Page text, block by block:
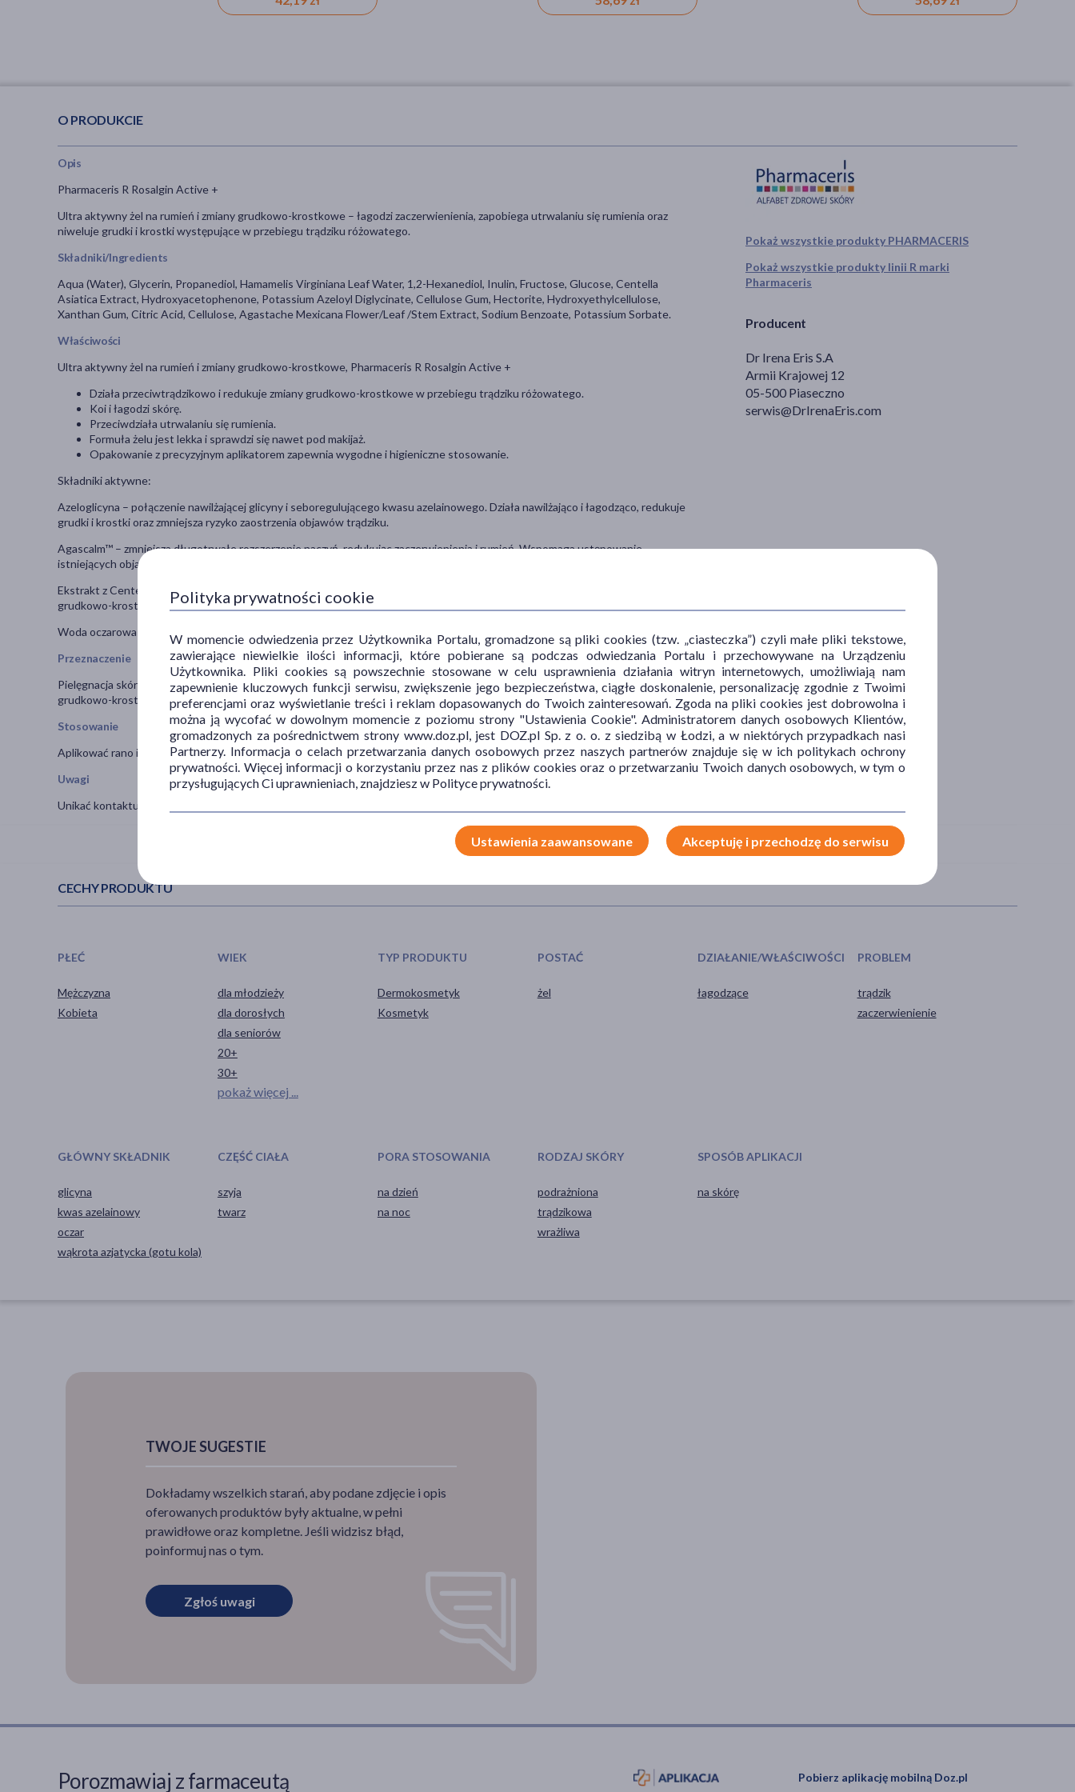
wegetarian
sztucznych barwników,Dla
alergików
sztucznych barwników,Dla
alergików
O PRODUKCIE
Pokaż wszystkie produkty PHARMACERIS
Pokaż wszystkie produkty linii R marki
Pharmaceris
Producent
Dr Irena Eris S.A
Armii Krajowej 12
05-500 Piaseczno
serwis@DrIrenaEris.com
Opis
Pharmaceris R Rosalgin Active +
Ultra aktywny żel na rumień i zmiany grudkowo-krostkowe – łagodzi zaczerwienienia, zapobiega utrwalaniu się rumienia oraz
niweluje grudki i krostki występujące w przebiegu trądziku różowatego.
Składniki/Ingredients
Aqua (Water), Glycerin, Propanediol, Hamamelis Virginiana Leaf Water, 1,2-Hexanediol, Inulin, Fructose, Glucose, Centella
Asiatica Extract, Hydroxyacetophenone, Potassium Azeloyl Diglycinate, Cellulose Gum, Hectorite, Hydroxyethylcellulose,
Xanthan Gum, Citric Acid, Cellulose, Agastache Mexicana Flower/Leaf /Stem Extract, Sodium Benzoate, Potassium Sorbate.
Właściwości
Ultra aktywny żel na rumień i zmiany grudkowo-krostkowe, Pharmaceris R Rosalgin Active +
Działa przeciwtrądzikowo i redukuje zmiany grudkowo-krostkowe w przebiegu trądziku różowatego.
Koi i łagodzi skórę.
Przeciwdziała utrwalaniu się rumienia.
Formuła żelu jest lekka i sprawdzi się nawet pod makijaż.
Opakowanie z precyzyjnym aplikatorem zapewnia wygodne i higieniczne stosowanie.
Składniki aktywne:
Azeloglicyna – połączenie nawilżającej glicyny i seboregulującego kwasu azelainowego. Działa nawilżająco i łagodząco, redukuje
grudki i krostki oraz zmniejsza ryzyko zaostrzenia objawów trądziku.
Agascalm™ – zmniejsza długotrwałe rozszerzenie naczyń, redukując zaczerwienienia i rumień. Wspomaga ustępowanie
istniejących objawów oraz przywraca skórze odpowiednie nawilżenie i komfort.
Ekstrakt z Centelli – działa kojąco zmniejszając widoczność teleangiektazji (rozszerzonych naczyń włosowatych) oraz zmian
grudkowo-krostkowych.
Woda oczarowa – poprawia ukrwienie skóry, jej kondycję oraz wyrównuje koloryt.
Przeznaczenie
Pielęgnacja skóry z objawami trądziku różowatego, ze skłonnością do zaczerwienień, trwałego oraz napadowego rumienia i zmian
grudkowo-krostkowych. Do stosowania w okresie zaostrzenia zmian oraz w celu wydłużenia okresu remisji.
Stosowanie
Aplikować rano i wieczorem na oczyszczoną skórę twarzy pod krem pielęgnacyjny. Stanowi doskonałą bazę pod makĳaż.
Uwagi
Unikać kontaktu z oczami.
CECHY PRODUKTU
PŁEĆ
Mężczyzna
Kobieta
WIEK
dla młodzieży
dla dorosłych
dla seniorów
20+
30+
pokaż więcej ...
TYP PRODUKTU
Dermokosmetyk
Kosmetyk
POSTAĆ
żel
DZIAŁANIE/WŁAŚCIWOŚCI
łagodzące
PROBLEM
trądzik
zaczerwienienie
GŁÓWNY SKŁADNIK
glicyna
kwas azelainowy
oczar
wąkrota azjatycka (gotu kola)
CZĘŚĆ CIAŁA
szyja
twarz
PORA STOSOWANIA
na dzień
na noc
RODZAJ SKÓRY
podrażniona
trądzikowa
wrażliwa
SPOSÓB APLIKACJI
na skórę
TWOJE SUGESTIE
Dokładamy wszelkich starań, aby podane zdjęcie i opis
oferowanych produktów były aktualne, w pełni
prawidłowe oraz kompletne. Jeśli widzisz błąd,
poinformuj nas o tym.
Zgłoś uwagi
Porozmawiaj z farmaceutą Pobierz aplikację mobilną Doz.pl
Polityka prywatności cookie
W momencie odwiedzenia przez Użytkownika Portalu, gromadzone są pliki cookies (tzw. „ciasteczka”) czyli małe pliki tekstowe,
zawierające niewielkie ilości informacji, które pobierane są podczas odwiedzania Portalu i przechowywane na Urządzeniu
Użytkownika. Pliki cookies są powszechnie stosowane w celu usprawnienia działania witryn internetowych, umożliwiają nam
zapewnienie kluczowych funkcji serwisu, zwiększenie jego bezpieczeństwa, ciągłe doskonalenie, personalizację zgodnie z Twoimi
preferencjami oraz wyświetlanie treści i reklam dopasowanych do Twoich zainteresowań. Zgoda na pliki cookies jest dobrowolna i
można ją wycofać w dowolnym momencie z poziomu strony "Ustawienia Cookie". Administratorem danych osobowych Klientów,
gromadzonych za pośrednictwem strony www.doz.pl, jest DOZ.pl Sp. z o. o. z siedzibą w Łodzi, a w niektórych przypadkach nasi
Partnerzy. Informacja o celach przetwarzania danych osobowych przez naszych partnerów znajduje się w ich politykach ochrony
prywatności. Więcej informacji o korzystaniu przez nas z plików cookies oraz o przetwarzaniu Twoich danych osobowych, w tym o
przysługujących Ci uprawnieniach, znajdziesz w Polityce prywatności.
Ustawienia zaawansowane Akceptuję i przechodzę do serwisu